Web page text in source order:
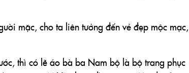
mặc, cho ta liên tưởng đến vẻ đẹp mộc mạc,
thì có lẽ áo bà ba Nam bộ là bộ trang phục